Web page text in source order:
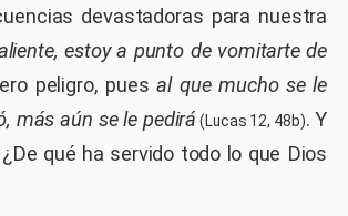
devastadoras para nuestra
estoy a punto de vomitarte de
peligro, puesal que mucho se le
más aún se le pedirá (Lucas 12, 48b). Y
qué ha servido todo lo que Dios